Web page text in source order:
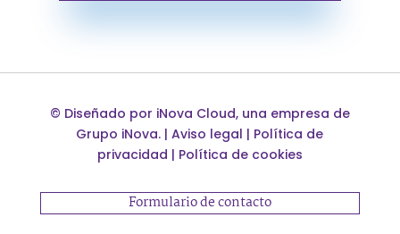
© Diseñado por iNova Cloud, una empresa de
Grupo iNova. |Aviso legal | Política de
privacidad | Política de cookies
Formulario de contacto